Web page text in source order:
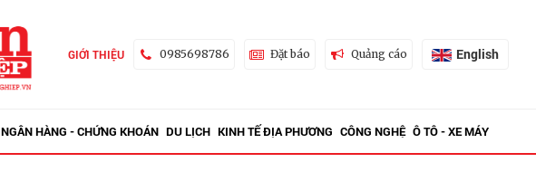
GIỚI THIỆU 0985698786 Đặt báo Quảng cáo English
NGÂN HÀNG - CHỨNG KHOÁN DU LỊCH KINH TẾ ĐỊA PHƯƠNG CÔNG NGHỆ Ô TÔ - XE MÁY